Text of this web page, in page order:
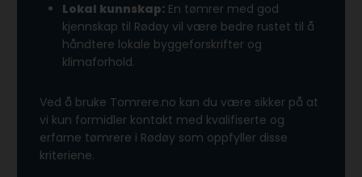
Lokal kunnskap: En tømrer med god
kjennskap til Rødøy vil være bedre rustet til å
håndtere lokale byggeforskrifter og
klimaforhold.
Ved å bruke Tomrere.no kan du være sikker på at
vi kun formidler kontakt med kvalifiserte og
erfarne tømrere i Rødøy som oppfyller disse
kriteriene.